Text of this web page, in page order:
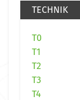
TECHNIK
T0
T1
T2
T3
T4